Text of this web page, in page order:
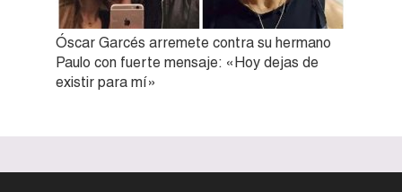
Óscar Garcés arremete contra su hermano
Paulo con fuerte mensaje: «Hoy dejas de
existir para mí»